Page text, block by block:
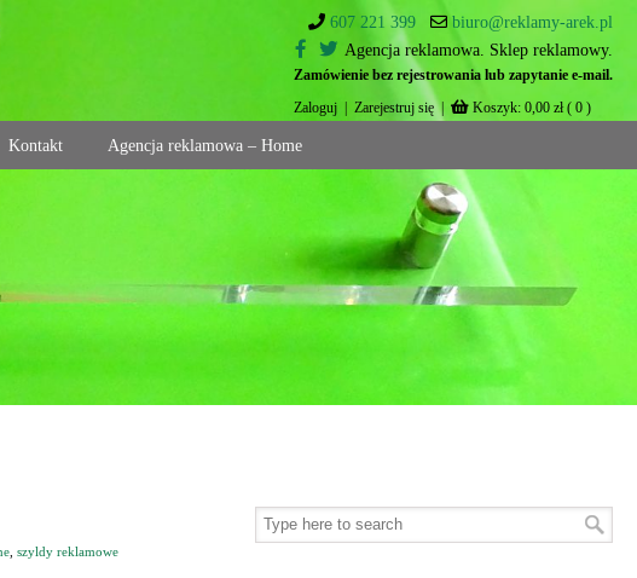
607 221 399
biuro@reklamy-arek.pl
Agencja reklamowa. Sklep reklamowy.
Zamówienie bez rejestrowania lub zapytanie e-mail.
Zaloguj Zarejestruj się | Koszyk: 0,00 zł ( 0 )
Kontakt Agencja reklamowa – Home
szyldy reklamowe